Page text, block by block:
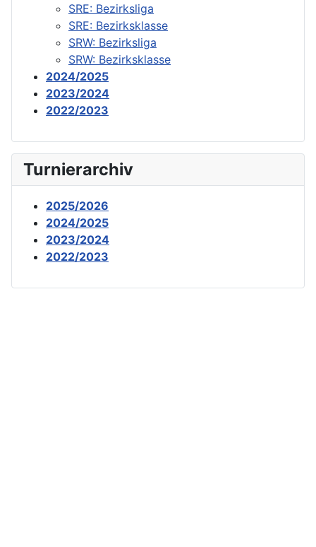
SRE: Bezirksliga
SRE: Bezirksklasse
SRW: Bezirksliga
SRW: Bezirksklasse
2024/2025
2023/2024
2022/2023
Turnierarchiv
2025/2026
2024/2025
2023/2024
2022/2023